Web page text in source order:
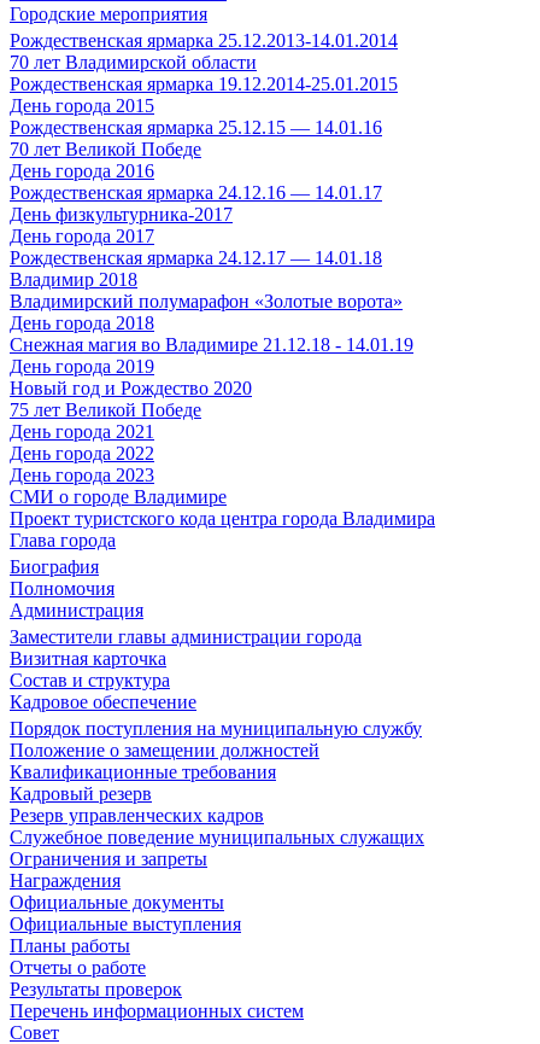
Городские мероприятия
Рождественская ярмарка 25.12.2013-14.01.2014
70 лет Владимирской области
Рождественская ярмарка 19.12.2014-25.01.2015
День города 2015
Рождественская ярмарка 25.12.15 — 14.01.16
70 лет Великой Победе
День города 2016
Рождественская ярмарка 24.12.16 — 14.01.17
День физкультурника-2017
День города 2017
Рождественская ярмарка 24.12.17 — 14.01.18
Владимир 2018
Владимирский полумарафон «Золотые ворота»
День города 2018
Снежная магия во Владимире 21.12.18 - 14.01.19
День города 2019
Новый год и Рождество 2020
75 лет Великой Победе
День города 2021
День города 2022
День города 2023
СМИ о городе Владимире
Проект туристского кода центра города Владимира
Глава города
Биография
Полномочия
Администрация
Заместители главы администрации города
Визитная карточка
Состав и структура
Кадровое обеспечение
Порядок поступления на муниципальную службу
Положение о замещении должностей
Квалификационные требования
Кадровый резерв
Резерв управленческих кадров
Служебное поведение муниципальных служащих
Ограничения и запреты
Награждения
Официальные документы
Официальные выступления
Планы работы
Отчеты о работе
Результаты проверок
Перечень информационных систем
Совет